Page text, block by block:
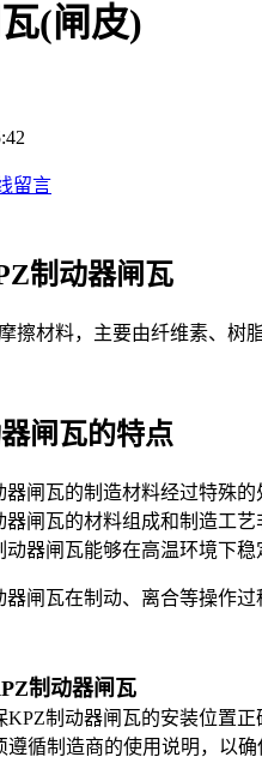
(闸皮)
留言
制动器闸瓦
材料，主要由纤维素、树脂
闸瓦的特点
瓦的制造材料经过特殊的
瓦的材料组成和制造工艺
闸瓦能够在高温环境下稳
瓦在制动、离合等操作过
制动器闸瓦
制动器闸瓦的安装位置正
制造商的使用说明，以确